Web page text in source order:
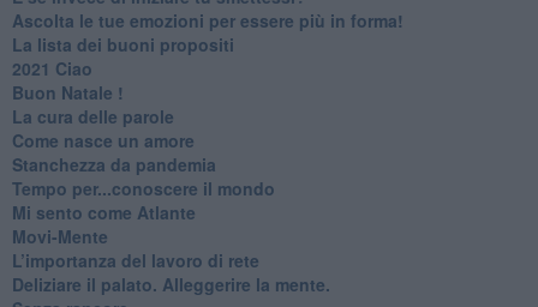
​Ascolta le tue emozioni per essere più in forma!
​La lista dei buoni propositi
2021 Ciao
Buon Natale !
​La cura delle parole
​Come nasce un amore
Stanchezza da pandemia
​Tempo per...conoscere il mondo
​Mi sento come Atlante
​Movi-Mente
​L’importanza del lavoro di rete
​Deliziare il palato. Alleggerire la mente.